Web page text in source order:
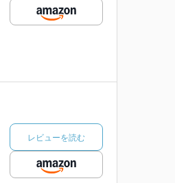
レビューを読む